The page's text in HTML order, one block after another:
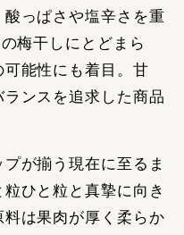
っぱさや塩辛さを重
梅干しにとどまら
能性にも着目。甘
ンスを追求した商品
が揃う現在に至るま
ひと粒と真摯に向き
は果肉が厚く柔らか